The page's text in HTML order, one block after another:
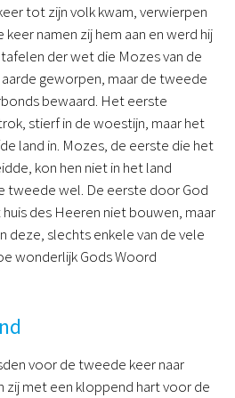
tot zijn volk kwam, verwierpen
namen zij hem aan en werd hij
der wet die Mozes van de
geworpen, maar de tweede
bewaard. Het eerste
stierf in de woestijn, maar het
land in. Mozes, de eerste die het
kon hen niet in het land
tweede wel. De eerste door God
des Heeren niet bouwen, maar
deze, slechts enkele van de vele
wonderlijk Gods Woord
voor de tweede keer naar
zij met een kloppend hart voor de